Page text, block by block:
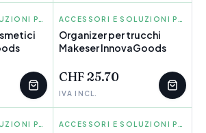
ACCESSORI E SOLUZIONI PER ORGANIZZARE INNOVAGOODS ACCESSORI E SOLUZIONI PER ORGANIZZARE
Organizer per trucchi
Makeser InnovaGoods
CHF 25.70
IVA INCL.
ACCESSORI E SOLUZIONI PER ORGANIZZARE JJDK ACCESSORI E SOLUZIONI PER ORGANIZZARE